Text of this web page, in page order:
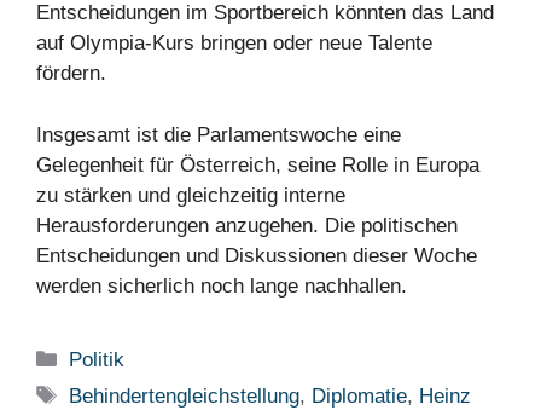
Entscheidungen im Sportbereich könnten das Land
auf Olympia-Kurs bringen oder neue Talente
fördern.
Insgesamt ist die Parlamentswoche eine
Gelegenheit für Österreich, seine Rolle in Europa
zu stärken und gleichzeitig interne
Herausforderungen anzugehen. Die politischen
Entscheidungen und Diskussionen dieser Woche
werden sicherlich noch lange nachhallen.
Kategorien
Politik
Schlagwörter
Behindertengleichstellung, Diplomatie, Heinz